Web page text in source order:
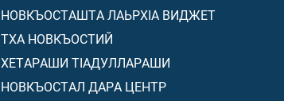
НОВКЪОСТАШТА ЛАЬРХIА ВИДЖЕТ
ТХА НОВКЪОСТИЙ
ХЕТАРАШИ ТIАДУЛЛАРАШИ
НОВКЪОСТАЛ ДАРА ЦЕНТР